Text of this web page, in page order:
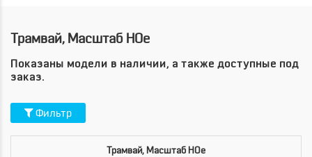
Трамвай, Масштаб HOe
Показаны модели в наличии, а также доступные под
заказ.
Фильтр
Трамвай, Масштаб HOe